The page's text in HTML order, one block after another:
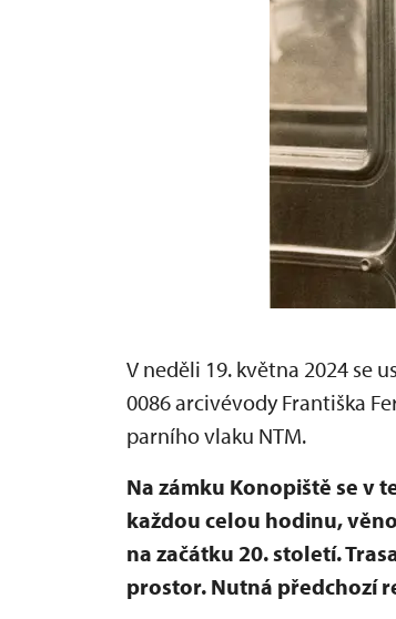
V neděli 19. května 2024 se
0086 arcivévody Františka
parního vlaku NTM.
Na zámku Konopiště se v
každou celou hodinu,
na začátku 20. století.
prostor. Nutná předchozí